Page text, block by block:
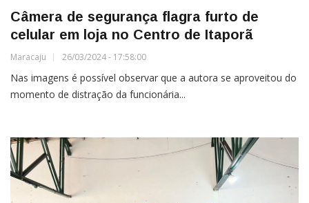
Câmera de segurança flagra furto de
celular em loja no Centro de Itaporã
Maracaju 26/03/2024 - 17:58:00
Nas imagens é possível observar que a autora se aproveitou do
momento de distração da funcionária...